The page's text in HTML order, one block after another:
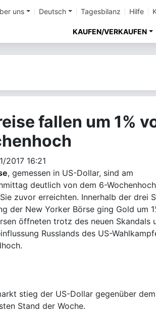
uns Deutsch Tagesbilanz Hilfe
KAUFEN/VERKAUFEN
fallen um 1%
2017 16:21
, gemessen in US-Dollar, sind am
deutlich von dem 6-Wochenhoch
zuvor erreichten. Innerhalb der drei
der New Yorker Börse ging Gold um
öffneten trotz des neuen Skandals
Russlands des US-
stieg der US-Dollar gegenüber
Stand der Woche.